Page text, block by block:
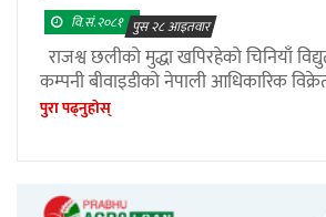
वि.सं.२०८१ पुस २८ आइतवार
राजश्व छलीको मुद्धा खपिरहेको चिनियाँ
कम्पनी बीवाइडीको नेपाली आधिकारिक
पुरा पढ्नुहाेस्